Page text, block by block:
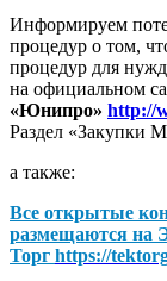
Информируем
процедур о том,
процедур для
на официальном
«Юнипро» http://
Раздел «Закупки
а также:
Все открытые
размещаются на
Торг https://